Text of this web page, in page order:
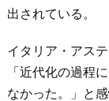
出されている。
イタリア・アス
「近代化の過程
なかった。」と